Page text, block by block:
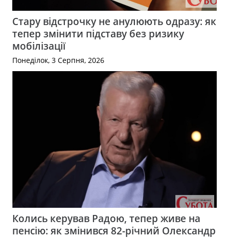
Стару відстрочку не анулюють одразу: як
тепер змінити підставу без ризику
мобілізації
Понеділок, 3 Серпня, 2026
Колись керував Радою, тепер живе на
пенсію: як змінився 82-річний Олександр